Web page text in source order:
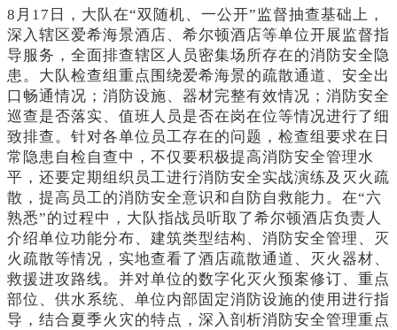
8月17日，大队在“双随机、一公开”监督抽查基础上，
深入辖区爱希海景酒店、希尔顿酒店等单位开展监督指
导服务，全面排查辖区人员密集场所存在的消防安全隐
患。大队检查组重点围绕爱希海景的疏散通道、安全出
口畅通情况；消防设施、器材完整有效情况；消防安全
巡查是否落实、值班人员是否在岗在位等情况进行了细
致排查。针对各单位员工存在的问题，检查组要求在日
常隐患自检自查中，不仅要积极提高消防安全管理水
平，还要定期组织员工进行消防安全实战演练及灭火疏
散，提高员工的消防安全意识和自防自救能力。在“六
熟悉”的过程中，大队指战员听取了希尔顿酒店负责人
介绍单位功能分布、建筑类型结构、消防安全管理、灭
火疏散等情况，实地查看了酒店疏散通道、灭火器材、
救援进攻路线。并对单位的数字化灭火预案修订、重点
部位、供水系统、单位内部固定消防设施的使用进行指
导，结合夏季火灾的特点，深入剖析消防安全管理重点